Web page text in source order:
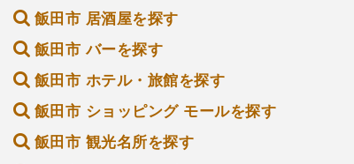
飯田市 居酒屋を探す
飯田市 バーを探す
飯田市 ホテル・旅館を探す
飯田市 ショッピング モールを探す
飯田市 観光名所を探す